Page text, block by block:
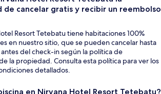
de cancelar gratis y recibir un reembolso
Resort Tetebatu tiene habitaciones 100%
en nuestro sitio, que se pueden cancelar hasta
del check-in según la política de
la propiedad. Consulta esta política para ver los
detallados.
en Nirvana Hotel Resort Tetebatu?